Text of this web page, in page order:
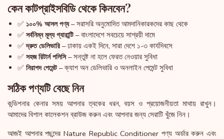
কেন কাটপ্রাইসবিডি থেকে কিনবেন?
✅ ১০০% আসল পণ্য– সরাসরি অনুমোদিত আমদানিকারকদের কাছ থেকে
✅ সর্বনিম্ন মূল্য গ্যারান্টি– বাংলাদেশে সবচেয়ে সাশ্রয়ী দামে
✅দ্রুত ডেলিভারি – ঢাকায় একই দিনে, সারা দেশে ১-৩ কার্যদিবসে
✅ সহজ রিটার্ন পলিসি– সন্তুষ্ট না হলে ফেরত নেওয়ার সুবিধা
✅ নিরাপদ পেমেন্ট– ক্যাশ অন ডেলিভারি ও অনলাইন পেমেন্ট সুবিধা
সঠিক পণ্যটি বেছে নিন
কন্ডিশনার কেনার সময় আপনার ত্বকের ধরন, বয়স ও প্রয়োজনীয়তা মাথায় রাখুন।
আমাদের বিশাল কালেকশন ব্রাউজ করুন এবং আপনার জন্য সেরাটি খুঁজে নিন।
আজই আপনার পছন্দের Nature Republic Conditioner পণ্য অর্ডার করুন এবং